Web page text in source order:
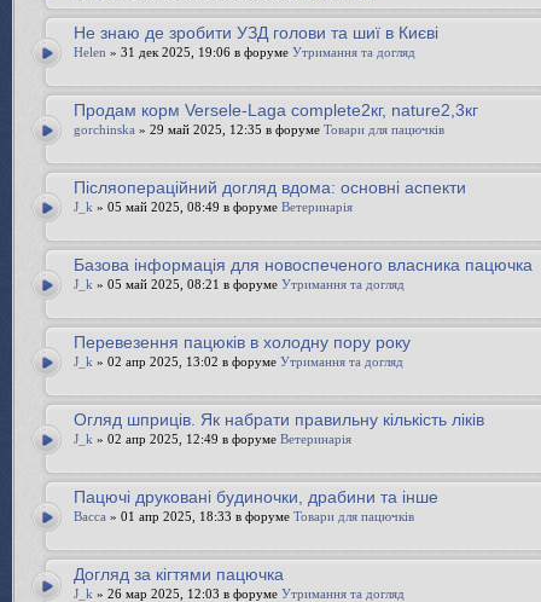
Не знаю де зробити УЗД голови та шиї в Києві
Helen » 31 дек 2025, 19:06 в форуме Утримання та догляд
Продам корм Versele-Laga complete2кг, nature2,3кг
gorchinska » 29 май 2025, 12:35 в форуме Товари для пацючків
Післяопераційний догляд вдома: основні аспекти
J_k » 05 май 2025, 08:49 в форуме Ветеринарія
Базова інформація для новоспеченого власника пацючка
J_k » 05 май 2025, 08:21 в форуме Утримання та догляд
Перевезення пацюків в холодну пору року
J_k » 02 апр 2025, 13:02 в форуме Утримання та догляд
Огляд шприців. Як набрати правильну кількість ліків
J_k » 02 апр 2025, 12:49 в форуме Ветеринарія
Пацючі друковані будиночки, драбини та інше
Bacca » 01 апр 2025, 18:33 в форуме Товари для пацючків
Догляд за кігтями пацючка
J_k » 26 мар 2025, 12:03 в форуме Утримання та догляд